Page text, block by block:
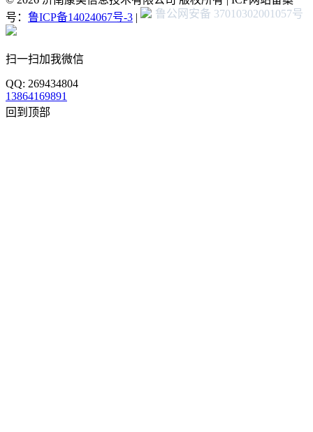
号： 鲁ICP备14024067号-3 | 鲁公网安备 37010302001057号
扫一扫加我微信
QQ: 269434804
13864169891
回到顶部